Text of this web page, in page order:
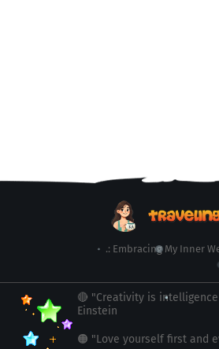
.: Embracing My Inner
🔴 "Creativity is
Einstein
🟠 "Love yourself first and